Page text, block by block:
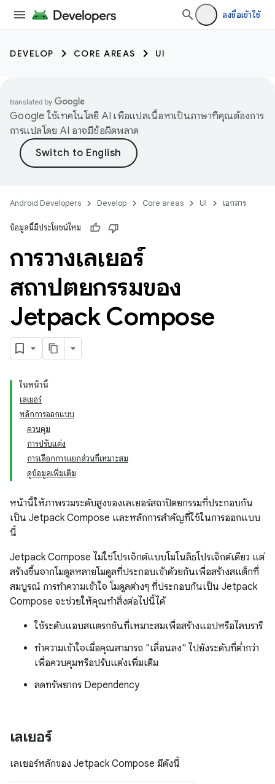
ลงชื่อเข้าใช้
DEVELOP CORE AREAS UI
Google ใช้เทคโนโลยี AI เพื่อแปลเนื้อหาเป็นภาษาที่คุณต้องการ
การแปลโดย AI อาจมีข้อผิดพลาด
Android Developers Develop Core areas UI เอกสาร
ข้อมูลนี้มีประโยชน์ไหม
การวางเลเยอร์
สถาปัตยกรรมของ
Jetpack Compose
ในหน้านี้
เลเยอร์
หลักการออกแบบ
ควบคุม
การปรับแต่ง
การเลือกการแยกส่วนที่เหมาะสม
ดูข้อมูลเพิ่มเติม
หน้านี้ให้ภาพรวมระดับสูงของเลเยอร์สถาปัตยกรรมที่ประกอบกัน
เป็น Jetpack Compose และหลักการสำคัญที่ใช้ในการออกแบบ
นี้
Jetpack Compose ไม่ใช่โปรเจ็กต์แบบโมโนลิธโปรเจ็กต์เดียว แต่
สร้างขึ้นจากโมดูลหลายโมดูลที่ประกอบเข้าด้วยกันเพื่อสร้างสแต็กที่
สมบูรณ์ การทำความเข้าใจ โมดูลต่างๆ ที่ประกอบกันเป็น Jetpack
Compose จะช่วยให้คุณทำสิ่งต่อไปนี้ได้
ใช้ระดับแอบสแตรกชันที่เหมาะสมเพื่อสร้างแอปหรือไลบรารี
ทำความเข้าใจเมื่อคุณสามารถ "เลื่อนลง" ไปยังระดับที่ต่ำกว่า
เพื่อควบคุมหรือปรับแต่งเพิ่มเติม
ลดทรัพยากร Dependency
เลเยอร์
เลเยอร์หลักของ Jetpack Compose มีดังนี้